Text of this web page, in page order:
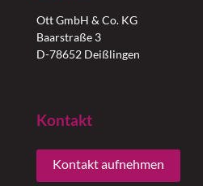
Ott GmbH & Co. KG
Baarstraße 3
D-78652 Deißlingen
Kontakt
Kontakt aufnehmen